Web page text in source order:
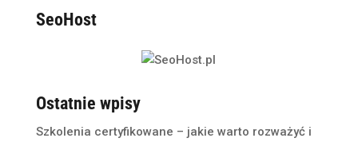
SeoHost
Ostatnie wpisy
Szkolenia certyfikowane – jakie warto rozważyć i